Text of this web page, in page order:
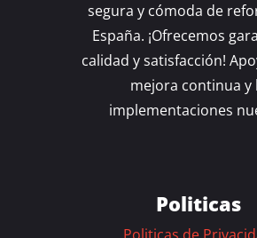
segura y cómoda de
España. ¡Ofrecemos
calidad y satisfacción!
mejora continua y
implementaciones
Politicas